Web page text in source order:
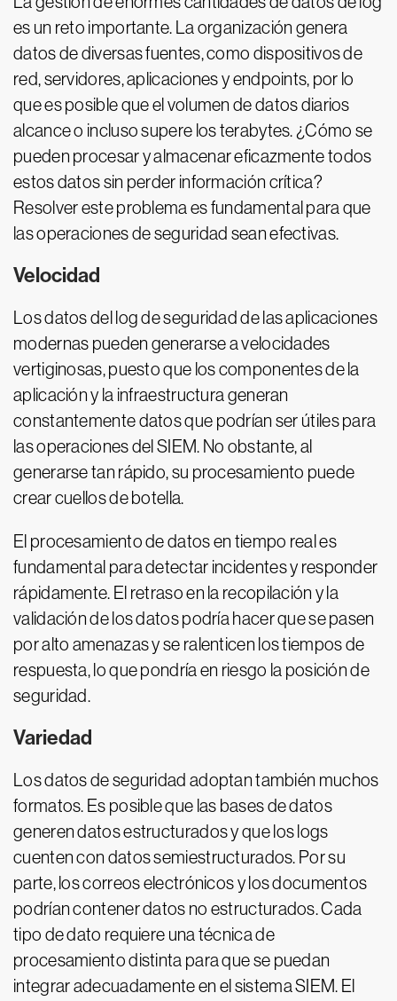
es un reto importante. La organización genera
datos de diversas fuentes, como dispositivos de
red, servidores, aplicaciones y endpoints, por lo
que es posible que el volumen de datos diarios
alcance o incluso supere los terabytes. ¿Cómo se
pueden procesar y almacenar eficazmente todos
estos datos sin perder información crítica?
Resolver este problema es fundamental para que
las operaciones de seguridad sean efectivas.
Velocidad
Los datos del log de seguridad de las aplicaciones
modernas pueden generarse a velocidades
vertiginosas, puesto que los componentes de la
aplicación y la infraestructura generan
constantemente datos que podrían ser útiles para
las operaciones del SIEM. No obstante, al
generarse tan rápido, su procesamiento puede
crear cuellos de botella.
El procesamiento de datos en tiempo real es
fundamental para detectar incidentes y responder
rápidamente. El retraso en la recopilación y la
validación de los datos podría hacer que se pasen
por alto amenazas y se ralenticen los tiempos de
respuesta, lo que pondría en riesgo la posición de
seguridad.
Variedad
Los datos de seguridad adoptan también muchos
formatos. Es posible que las bases de datos
generen datos estructurados y que los logs
cuenten con datos semiestructurados. Por su
parte, los correos electrónicos y los documentos
podrían contener datos no estructurados. Cada
tipo de dato requiere una técnica de
procesamiento distinta para que se puedan
integrar adecuadamente en el sistema SIEM. El